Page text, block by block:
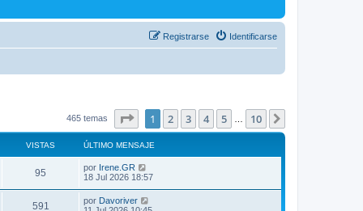
Identificarse
Registrarse
465 temas Página1 de 10
1 2 3 4 5 10
VISTAS ÚLTIMO MENSAJE
95 por Irene.GR
18 Jul 2026 18:57
591 por Davoriver